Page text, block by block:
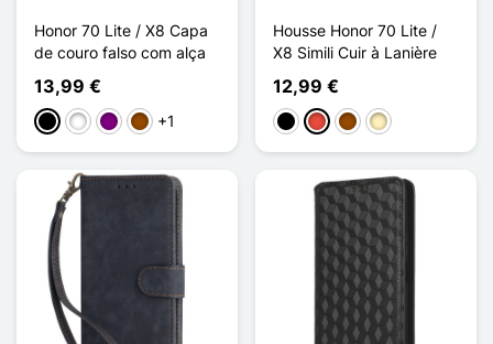
Honor 70 Lite / X8 Capa
de couro falso com alça
13,99 €
PretoBrancoPúrpuraCastanho
+1
Housse Honor 70 Lite /
X8 Simili Cuir à Lanière
12,99 €
PretoVermelho
Castanho
Ouro